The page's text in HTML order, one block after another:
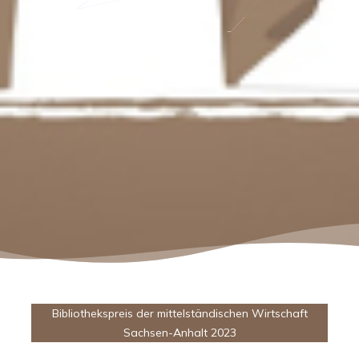
Bibliothekspreis der mittelständischen Wirtschaft
Sachsen-Anhalt 2023